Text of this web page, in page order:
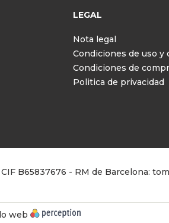
LEGAL
Nota legal
Condiciones de uso y
Condiciones de
Politica de privacidad
B65837676 - RM de Barcelona:
web